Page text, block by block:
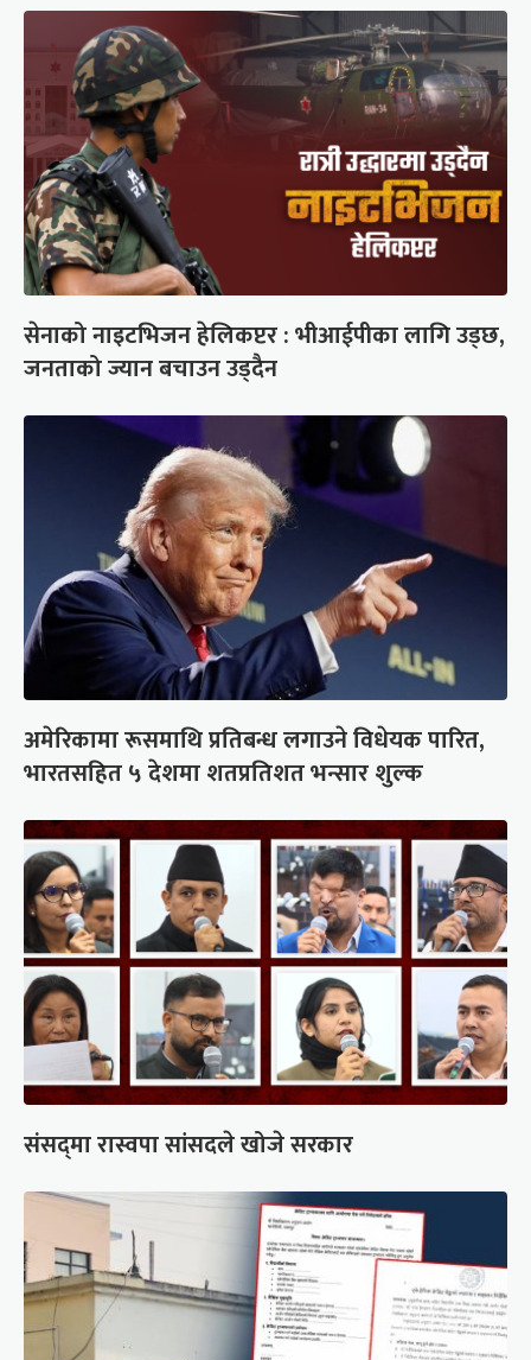
सेनाको नाइटभिजन हेलिकप्टर : भीआईपीका लागि उड्छ,
जनताको ज्यान बचाउन उड्दैन
अमेरिकामा रूसमाथि प्रतिबन्ध लगाउने विधेयक पारित,
भारतसहित ५ देशमा शतप्रतिशत भन्सार शुल्क
संसद्‍मा रास्वपा सांसदले खोजे सरकार